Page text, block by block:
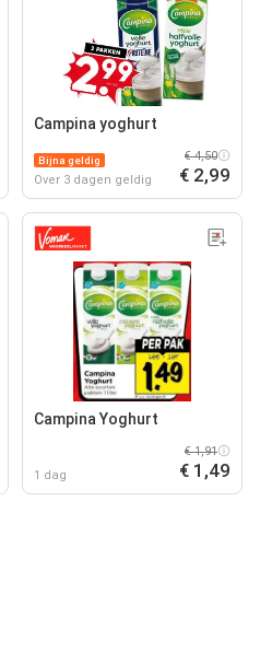
Campina yoghurt
Bijna geldig
Over 3 dagen geldig
€ 4,50
€ 2,99
Campina Yoghurt
1 dag
€ 1,91
€ 1,49